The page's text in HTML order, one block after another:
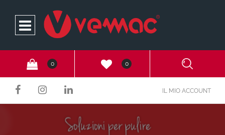
Open
0 0
IL MIO ACCOUNT